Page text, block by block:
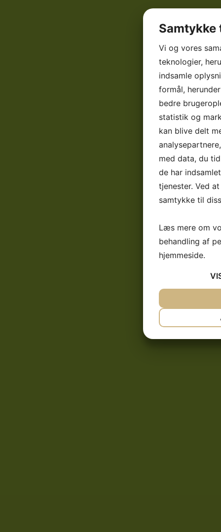
Vi og vores
teknologier,
indsamle
formål,
bedre
statistik og
kan blive delt
med data, du
de har
tjenester. Ved
samtykke til
Læs mere om
behandling af
hjemmeside.